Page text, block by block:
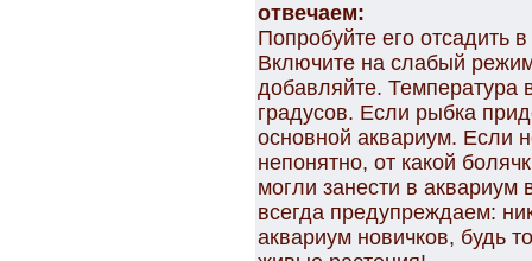
отвечаем:
Попробуйте его отсадить
Включите на слабый
добавляйте.
градусов. Если рыбка
основной аквариум. Если
непонятно, от какой
могли занести в
всегда предупреждаем:
аквариум новичков, будь